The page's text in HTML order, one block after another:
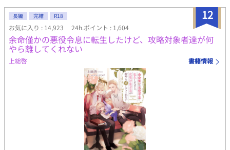
の！ オタク令息が推しを愛でながら漫画を描き、自分の恋も実
らせちゃう、推し活ラブコメBL。 ※表紙はAIにて作成。本文は作
者の自作です。本文にAIは一切使用しておりません。
12
長編 完結 R18
お気に入り : 14,923 24h.ポイント : 1,604
余命僅かの悪役令息に転生したけど、攻略対象者達が何
やら離してくれない
上総啓 書籍情報